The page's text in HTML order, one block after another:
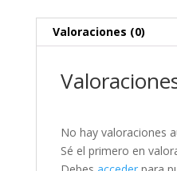
Valoraciones (0)
No hay valoraciones
Sé el primero en